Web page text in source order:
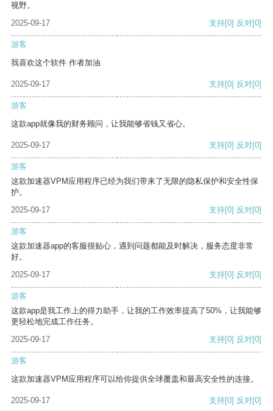
视野。
2025-09-17
支持[0] 反对[0]
游客
我喜欢这个软件 作者加油
2025-09-17 支持[0] 反对[0]
游客
这款app就像我的财务顾问，让我能够省钱又省心。
2025-09-17 支持[0] 反对[0]
游客
这款加速器VPM应用程序已经为我们带来了无限的隐私保护和安全性保
护。
2025-09-17
支持[0] 反对[0]
游客
这款加速器app的客服很贴心，遇到问题都能及时解决，服务态度非常
好。
2025-09-17
支持[0] 反对[0]
游客
这款app是我工作上的得力助手，让我的工作效率提高了50%，让我能够
更轻松地完成工作任务。
2025-09-17
支持[0] 反对[0]
游客
这款加速器VPM应用程序可以给你提供全球覆盖和最高安全性的连接。
2025-09-17 支持[0] 反对[0]